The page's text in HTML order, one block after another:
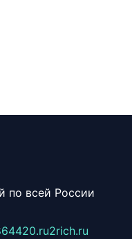
по всей России
2rich.ru